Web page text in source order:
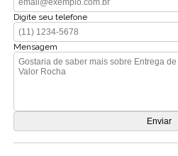
Digite seu telefone
Mensagem